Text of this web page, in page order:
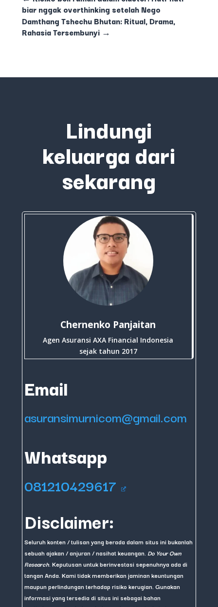
biar nggak overthinking setelah Nego
Damthang Tshechu Bhutan: Ritual, Drama,
Rahasia Tersembunyi→
Lindungi
keluarga dari
sekarang
Chernenko Panjaitan
Agen Asuransi AXA Financial Indonesia
sejak tahun 2017
Email
asuransimurnicom@gmail.com
Whatsapp
081210429617
Disclaimer:
Seluruh konten / tulisan yang berada dalam situs ini bukanlah
sebuah ajakan / anjuran / nasihat keuangan. Do Your Own
Research . Keputusan untuk berinvestasi sepenuhnya ada di
tangan Anda. Kami tidak memberikan jaminan keuntungan
maupun perlindungan terhadap risiko kerugian. Gunakan
informasi yang tersedia di situs ini sebagai bahan